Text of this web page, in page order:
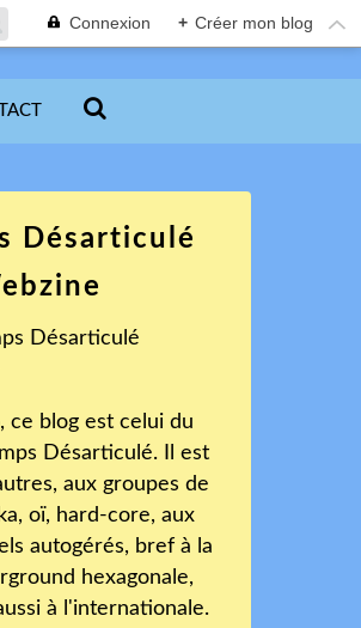
Connexion + Créer mon blog
Désarticulé
ce blog est celui du
Désarticulé. Il est
aux groupes de
oï, hard-core, aux
autogérés, bref à la
hexagonale,
à l'internationale.